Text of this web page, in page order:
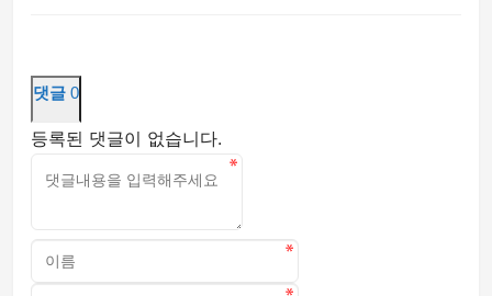
댓글 0
등록된 댓글이 없습니다.